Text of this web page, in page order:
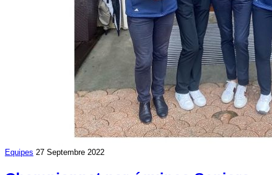
Equipes 27 Septembre 2022